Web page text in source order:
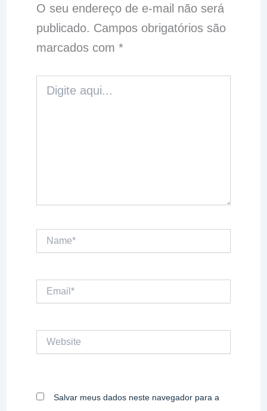
O seu endereço de e-mail não será
publicado. Campos obrigatórios são
marcados com *
aqui...
Salvar meus dados neste navegador para a